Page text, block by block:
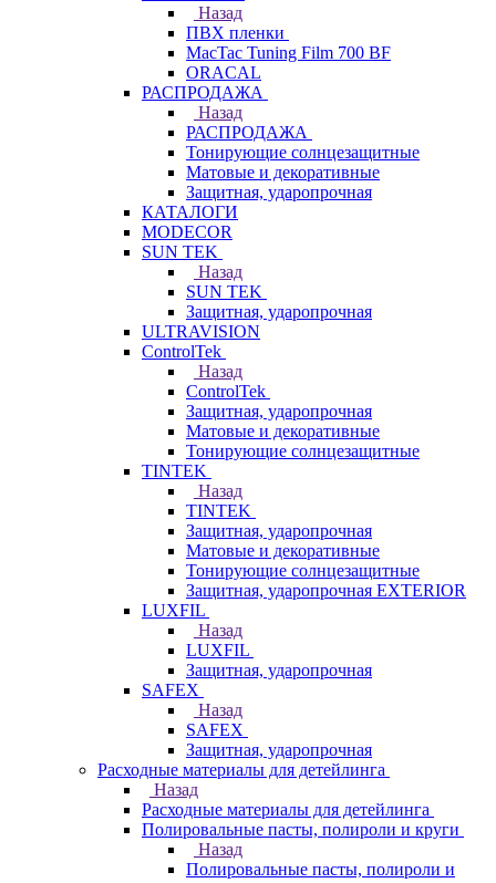
Назад
ПВХ пленки
MacTac Tuning Film 700 BF
ORACAL
РАСПРОДАЖА
Назад
РАСПРОДАЖА
Тонирующие солнцезащитные
Матовые и декоративные
Защитная, ударопрочная
КАТАЛОГИ
MODECOR
SUN TEK
Назад
SUN TEK
Защитная, ударопрочная
ULTRAVISION
ControlTek
Назад
ControlTek
Защитная, ударопрочная
Матовые и декоративные
Тонирующие солнцезащитные
TINTEK
Назад
TINTEK
Защитная, ударопрочная
Матовые и декоративные
Тонирующие солнцезащитные
Защитная, ударопрочная EXTERIOR
LUXFIL
Назад
LUXFIL
Защитная, ударопрочная
SAFEX
Назад
SAFEX
Защитная, ударопрочная
Расходные материалы для детейлинга
Назад
Расходные материалы для детейлинга
Полировальные пасты, полироли и круги
Назад
Полировальные пасты, полироли и